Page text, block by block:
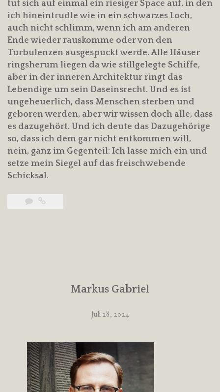
tut sich auf einmal ein riesiger Space auf, in den
ich hineintrudle wie in ein schwarzes Loch,
auch nicht schlimm, wenn ich am anderen
Ende wieder rauskomme oder von den
Turbulenzen ausgespuckt werde. Alle Häuser
ringsherum liegen da wie stillgelegte Schiffe,
aber in der inneren Architektur ringt das
Lebendige um sein Daseinsrecht. Und es ist
ungeheuerlich, dass Menschen sterben und
geboren werden, aber wir wissen doch alle, dass
es dazugehört. Und ich deute das Dazugehörige
so, dass ich dem gar nicht entkommen will,
nein, ganz im Gegenteil: Ich lasse mich ein und
setze mein Siegel auf das freischwebende
Schicksal.
Markus Gabriel
Juli 28, 2024